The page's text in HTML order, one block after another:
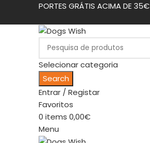
PORTES GRÁTIS ACIMA DE 35€
Selecionar categoria
Search
Entrar / Registar
Favoritos
0 items 0,00€
Menu